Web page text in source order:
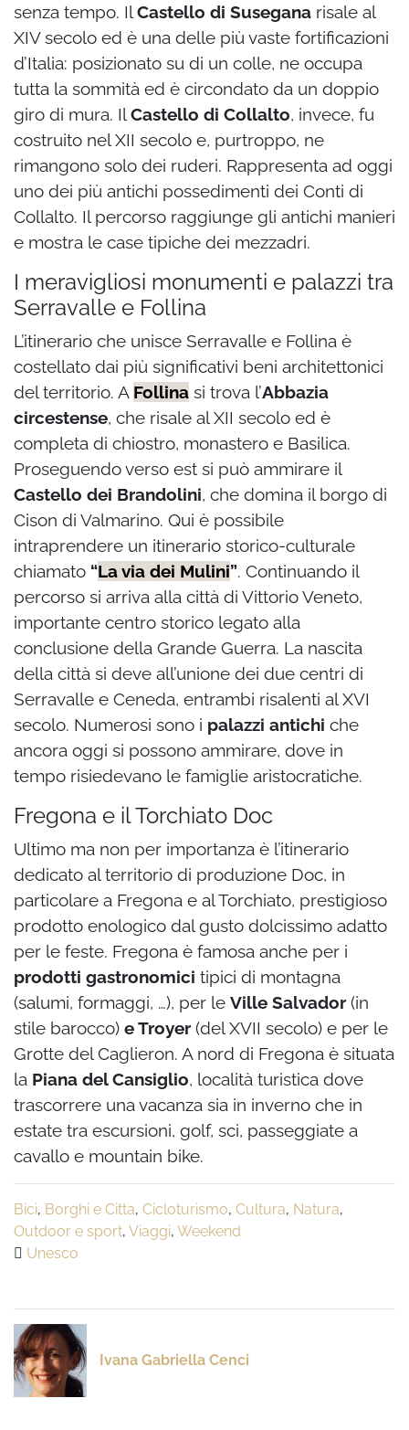
senza tempo. IlCastello di Susegana risale al
XIV secolo ed è una delle più vaste fortificazioni
d’Italia: posizionato su di un colle, ne occupa
tutta la sommità ed è circondato da un doppio
giro di mura. IlCastello di Collalto, invece, fu
costruito nel XII secolo e, purtroppo, ne
rimangono solo dei ruderi. Rappresenta ad oggi
uno dei più antichi possedimenti dei Conti di
Collalto. Il percorso raggiunge gli antichi manieri
e mostra le case tipiche dei mezzadri.
I meravigliosi monumenti e palazzi tra
Serravalle e Follina
L’itinerario che unisce Serravalle e Follina è
costellato dai più significativi beni architettonici
del territorio. A Follina si trova l’Abbazia
circestense, che risale al XII secolo ed è
completa di chiostro, monastero e Basilica.
Proseguendo verso est si può ammirare il
Castello dei Brandolini, che domina il borgo di
Cison di Valmarino. Qui è possibile
intraprendere un itinerario storico-culturale
chiamato “La via dei Mulini”. Continuando il
percorso si arriva alla città di Vittorio Veneto,
importante centro storico legato alla
conclusione della Grande Guerra. La nascita
della città si deve all’unione dei due centri di
Serravalle e Ceneda, entrambi risalenti al XVI
secolo. Numerosi sono i palazzi antichi che
ancora oggi si possono ammirare, dove in
tempo risiedevano le famiglie aristocratiche.
Fregona e il Torchiato Doc
Ultimo ma non per importanza è l’itinerario
dedicato al territorio di produzione Doc, in
particolare a Fregona e al Torchiato, prestigioso
prodotto enologico dal gusto dolcissimo adatto
per le feste. Fregona è famosa anche per i
prodotti gastronomici tipici di montagna
(salumi, formaggi, …), per le Ville Salvador (in
stile barocco) e Troyer (del XVII secolo) e per le
Grotte del Caglieron. A nord di Fregona è situata
la Piana del Cansiglio, località turistica dove
trascorrere una vacanza sia in inverno che in
estate tra escursioni, golf, sci, passeggiate a
cavallo e mountain bike.
Bici, Borghi e Citta, Cicloturismo, Cultura, Natura,
Outdoor e sport, Viaggi, Weekend
Unesco
Ivana Gabriella Cenci